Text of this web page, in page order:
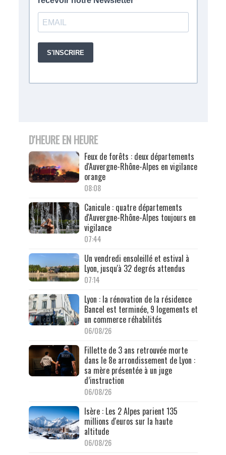
D'HEURE EN HEURE
Feux de forêts : deux départements
d'Auvergne-Rhône-Alpes en vigilance
orange
08:08
Canicule : quatre départements
d'Auvergne-Rhône-Alpes toujours en
vigilance
07:44
Un vendredi ensoleillé et estival à
Lyon, jusqu'à 32 degrés attendus
07:14
Lyon : la rénovation de la résidence
Bancel est terminée, 9 logements et
un commerce réhabilités
06/08/26
Fillette de 3 ans retrouvée morte
dans le 8e arrondissement de Lyon :
sa mère présentée à un juge
d’instruction
06/08/26
Isère : Les 2 Alpes parient 135
millions d'euros sur la haute
altitude
06/08/26